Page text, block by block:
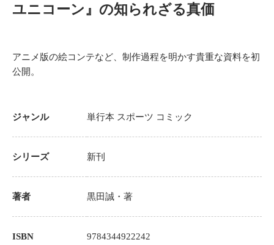
ユニコーン』の知られざる真価
アニメ版の絵コンテなど、制作過程を明かす貴重な資料を初
公開。
ジャンル 単行本 スポーツ コミック
シリーズ 新刊
著者 黒田誠 ・著
ISBN 9784344922242